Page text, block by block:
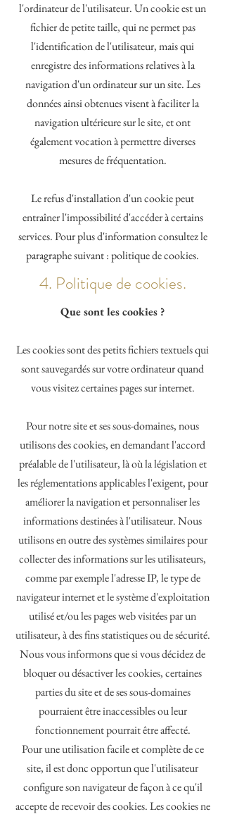
l'ordinateur de l'utilisateur. Un cookie est un
fichier de petite taille, qui ne permet pas
l'identification de l'utilisateur, mais qui
enregistre des informations relatives à la
navigation d'un ordinateur sur un site. Les
données ainsi obtenues visent à faciliter la
navigation ultérieure sur le site, et ont
également vocation à permettre diverses
mesures de fréquentation.
Le refus d'installation d'un cookie peut
entraîner l'impossibilité d'accéder à certains
services. Pour plus d'information consultez le
paragraphe suivant : politique de cookies.
4. Politique de cookies.
Que sont les cookies ?
Les cookies sont des petits fichiers textuels qui
sont sauvegardés sur votre ordinateur quand
vous visitez certaines pages sur internet.
Pour notre site et ses sous-domaines, nous
utilisons des cookies, en demandant l'accord
préalable de l'utilisateur, là où la législation et
les réglementations applicables l'exigent, pour
améliorer la navigation et personnaliser les
informations destinées à l'utilisateur. Nous
utilisons en outre des systèmes similaires pour
collecter des informations sur les utilisateurs,
comme par exemple l'adresse IP, le type de
navigateur internet et le système d'exploitation
utilisé et/ou les pages web visitées par un
utilisateur, à des fins statistiques ou de sécurité.
Nous vous informons que si vous décidez de
bloquer ou désactiver les cookies, certaines
parties du site et de ses sous-domaines
pourraient être inaccessibles ou leur
fonctionnement pourrait être affecté.
Pour une utilisation facile et complète de ce
site, il est donc opportun que l'utilisateur
configure son navigateur de façon à ce qu'il
accepte de recevoir des cookies. Les cookies ne